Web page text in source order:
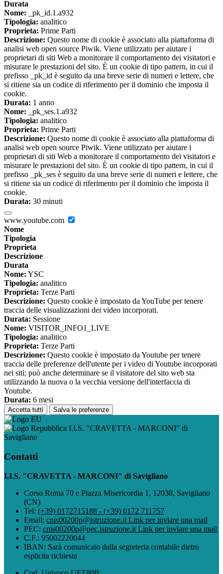
Durata
Nome: _pk_id.1.a932
Tipologia: analitico
Proprieta: Prime Parti
Descrizione: Questo nome di cookie è associato alla piattaforma di
analisi web open source Piwik. Viene utilizzato per aiutare i
proprietari di siti Web a monitorare il comportamento dei visitatori e
misurare le prestazioni del sito. È un cookie di tipo pattern, in cui il
prefisso _pk_id è seguito da una breve serie di numeri e lettere, che
si ritiene sia un codice di riferimento per il dominio che imposta il
cookie.
Durata: 1 anno
Nome: _pk_ses.1.a932
Tipologia: analitico
Proprieta: Prime Parti
Descrizione: Questo nome di cookie è associato alla piattaforma di
analisi web open source Piwik. Viene utilizzato per aiutare i
proprietari di siti Web a monitorare il comportamento dei visitatori e
misurare le prestazioni del sito. È un cookie di tipo pattern, in cui il
prefisso _pk_ses è seguito da una breve serie di numeri e lettere, che
si ritiene sia un codice di riferimento per il dominio che imposta il
cookie.
Durata: 30 minuti
www.youtube.com
Nome
Tipologia
Proprieta
Descrizione
Durata
Nome: YSC
Tipologia: analitico
Proprieta: Terze Parti
Descrizione: Questo cookie è impostato da YouTube per tenere
traccia delle visualizzazioni dei video incorporati.
Durata: Sessione
Nome: VISITOR_INFO1_LIVE
Tipologia: analitico
Proprieta: Terze Parti
Descrizione: Questo cookie è impostato da Youtube per tenere
traccia delle preferenze dell'utente per i video di Youtube incorporati
nei siti; può anche determinare se il visitatore del sito web sta
utilizzando la nuova o la vecchia versione dell'interfaccia di
Youtube.
Durata: 6 mesi
Accetta tutti Salva le preferenze
I.I.S. "CRAVETTA - MARCONI" di
Savigliano
Contatti
I.I.S. "CRAVETTA - MARCONI" di Savigliano
Corso Roma 70 e Piazza Misericordia 1, 12038, Savigliano
(CN)
Tel: (+39) 0172715188 - (+39) 0172 711757
Email: cnis00200p@istruzione.it Link per inviare una mail
PEC: cnis00200p@pec.istruzione.it Link per inviare una mail
C.F.: 95002220044
IBAN: Sarà comunicato dalla segreteria contabile dietro
esplicita richiesta